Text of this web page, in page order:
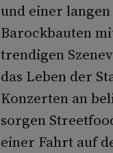
und einer
Barockbauten
trendigen
das Leben der
Konzerten an
sorgen
einer Fahrt auf